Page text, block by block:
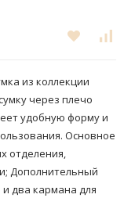
из коллекции
через плечо
удобную форму и
Основное
отделения,
Дополнительный
два кармана для